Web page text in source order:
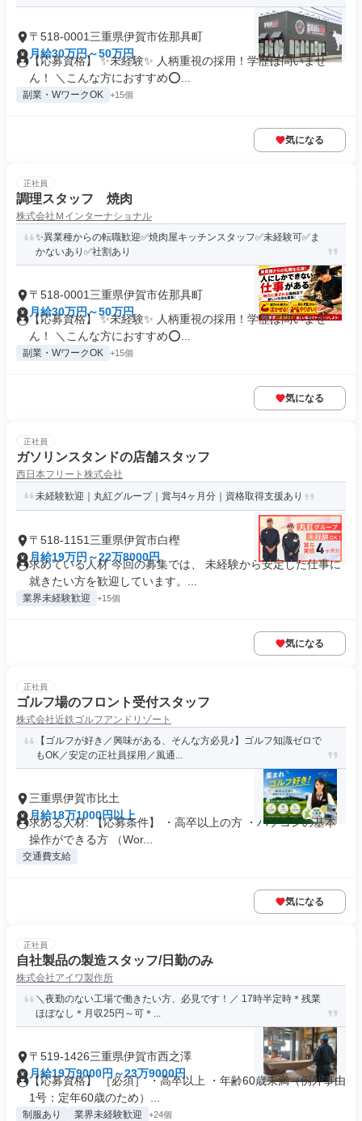
〒518-0001三重県伊賀市佐那具町
月給30万円～50万円
【応募資格】 ✨未経験✨ 人柄重視の採用！学歴は問いませ
ん！ ＼こんな方におすすめ⭕...
副業・WワークOK +15個
気になる
正社員
調理スタッフ 焼肉
株式会社Ｍインターナショナル
✨異業種からの転職歓迎✅焼肉屋キッチンスタッフ✅未経験可✅ま
かないあり✅社割あり
〒518-0001三重県伊賀市佐那具町
月給30万円～50万円
【応募資格】 ✨未経験✨ 人柄重視の採用！学歴は問いませ
ん！ ＼こんな方におすすめ⭕...
副業・WワークOK +15個
気になる
正社員
ガソリンスタンドの店舗スタッフ
西日本フリート株式会社
未経験歓迎｜丸紅グループ｜賞与4ヶ月分｜資格取得支援あり
〒518-1151三重県伊賀市白樫
月給19万円～22万8000円
求めている人材 今回の募集では、 未経験から安定した仕事に
就きたい方を歓迎しています。...
業界未経験歓迎 +15個
気になる
正社員
ゴルフ場のフロント受付スタッフ
株式会社近鉄ゴルフアンドリゾート
【ゴルフが好き／興味がある、そんな方必見♪】ゴルフ知識ゼロで
もOK／安定の正社員採用／風通...
三重県伊賀市比土
月給18万1000円以上
求める人材: 【応募条件】 ・高卒以上の方 ・パソコンの基本
操作ができる方 （Wor...
交通費支給
気になる
正社員
自社製品の製造スタッフ/日勤のみ
株式会社アイワ製作所
＼夜勤のない工場で働きたい方、必見です！／ 17時半定時＊残業
ほぼなし＊月収25円～可＊...
〒519-1426三重県伊賀市西之澤
月給19万9000円～23万9000円
【応募資格】 ［必須］ ・高卒以上 ・年齢60歳未満（例外事由
1号：定年60歳のため）...
制服あり 業界未経験歓迎 +24個